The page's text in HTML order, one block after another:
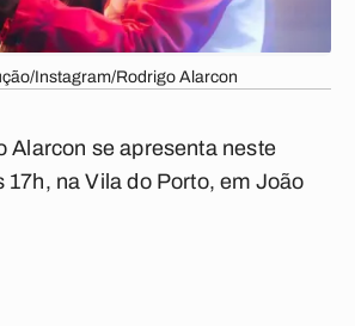
Instagram/Rodrigo Alarcon
Alarcon se apresenta neste
17h, na Vila do Porto, em João